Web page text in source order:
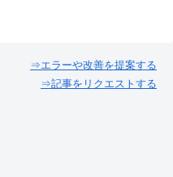
⇒エラーや改善を提案する
⇒記事をリクエストする